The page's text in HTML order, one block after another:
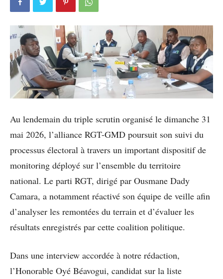
Au lendemain du triple scrutin organisé le dimanche 31
mai 2026, l’alliance RGT-GMD poursuit son suivi du
processus électoral à travers un important dispositif de
monitoring déployé sur l’ensemble du territoire
national. Le parti RGT, dirigé par Ousmane Dady
Camara, a notamment réactivé son équipe de veille afin
d’analyser les remontées du terrain et d’évaluer les
résultats enregistrés par cette coalition politique.
Dans une interview accordée à notre rédaction,
l’Honorable Oyé Béavogui, candidat sur la liste